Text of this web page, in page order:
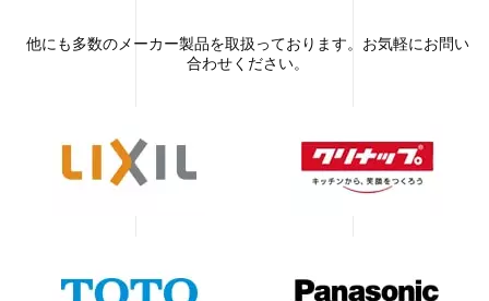
他にも多数のメーカー製品を取扱っております。お気軽にお問い
合わせください。